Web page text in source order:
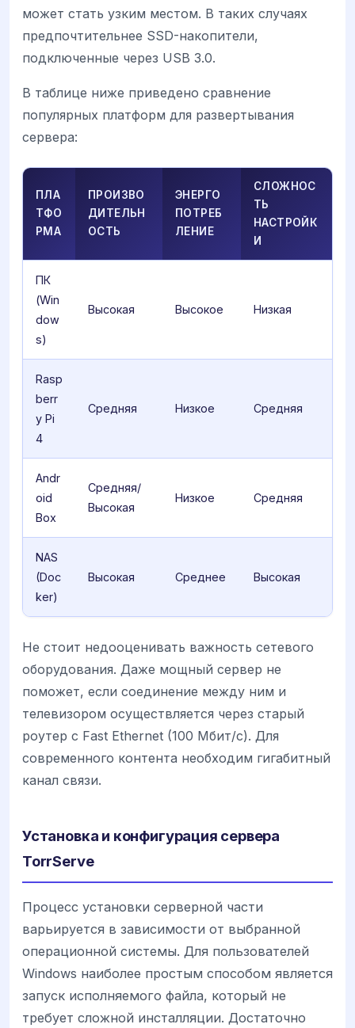
может стать узким местом. В таких случаях
предпочтительнее SSD-накопители,
подключенные через USB 3.0.
В таблице ниже приведено сравнение
популярных платформ для развертывания
сервера:
ПЛА
ТФО
РМА
ПРОИЗВО
ДИТЕЛЬН
ОСТЬ
ЭНЕРГО
ПОТРЕБ
ЛЕНИЕ
СЛОЖНОС
ТЬ
НАСТРОЙК
И
ПК
(Win
dow
s)
Высокая Высокое Низкая
Rasp
berr
y Pi
4
Средняя Низкое Средняя
Andr
oid
Box
Средняя/
Высокая
Низкое Средняя
NAS
(Doc
ker)
Высокая Среднее Высокая
Не стоит недооценивать важность сетевого
оборудования. Даже мощный сервер не
поможет, если соединение между ним и
телевизором осуществляется через старый
роутер с Fast Ethernet (100 Мбит/с). Для
современного контента необходим гигабитный
канал связи.
Установка и конфигурация сервера
TorrServe
Процесс установки серверной части
варьируется в зависимости от выбранной
операционной системы. Для пользователей
Windows наиболее простым способом является
запуск исполняемого файла, который не
требует сложной инсталляции. Достаточно